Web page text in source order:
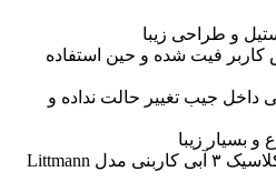
و طراحی زیبا
فیت شده و حین استفاده
داخل جیب تغییر حالت نداده و
و بسیار زیبا
مشخصات فنی گوشی لیتمن کلاسیک ۳ آبی کاربنی مدل Littmann